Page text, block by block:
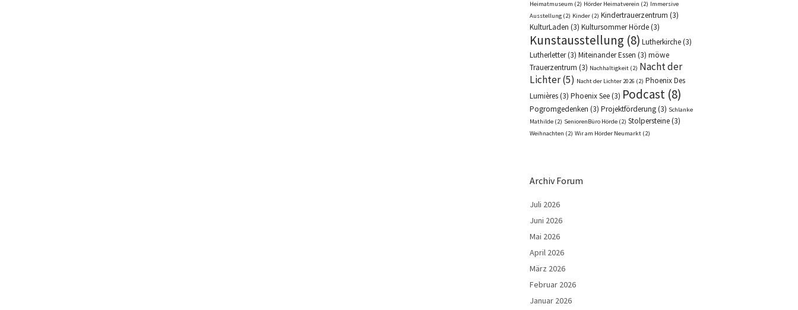
Heimatmuseum (2) Hörder Heimatverein (2) Immersive
Ausstellung (2) Kinder (2) Kindertrauerzentrum (3)
KulturLaden (3) Kultursommer Hörde(3)
Kunstausstellung (8) Lutherkirche(3)
Lutherletter(3) Miteinander Essen (3) möwe
Trauerzentrum (3) Nachhaltigkeit (2) Nacht der
Lichter(5) Nacht der Lichter 2026 (2) Phoenix Des
Lumières(3) Phoenix See(3) Podcast (8)
Pogromgedenken (3) Projektförderung(3) Schlanke
Mathilde (2) SeniorenBüro Hörde (2) Stolpersteine(3)
Weihnachten (2) Wir am Hörder Neumarkt (2)
Archiv Forum
Juli 2026
Juni 2026
Mai 2026
April 2026
März 2026
Februar 2026
Januar 2026